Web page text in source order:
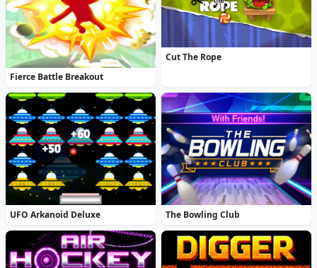
Fierce Battle Breakout
Cut The Rope
UFO Arkanoid Deluxe The Bowling Club